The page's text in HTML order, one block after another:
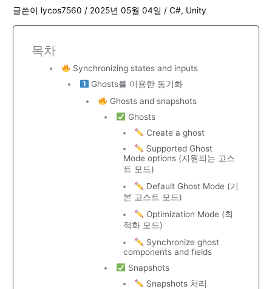
글쓴이 lycos7560/ 2025년 05월 04일/C#, Unity
목차
Synchronizing states and inputs
Ghosts를 이용한 동기화
Ghosts and snapshots
Ghosts
Create a ghost
Supported Ghost
Mode options (지원되는 고스
트 모드)
Default Ghost Mode (기
본 고스트 모드)
Optimization Mode (최
적화 모드)
Synchronize ghost
components and fields
Snapshots
Snapshots 처리